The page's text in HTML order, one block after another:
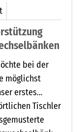
bei der
möglichst
erstes
sagt
Tischler